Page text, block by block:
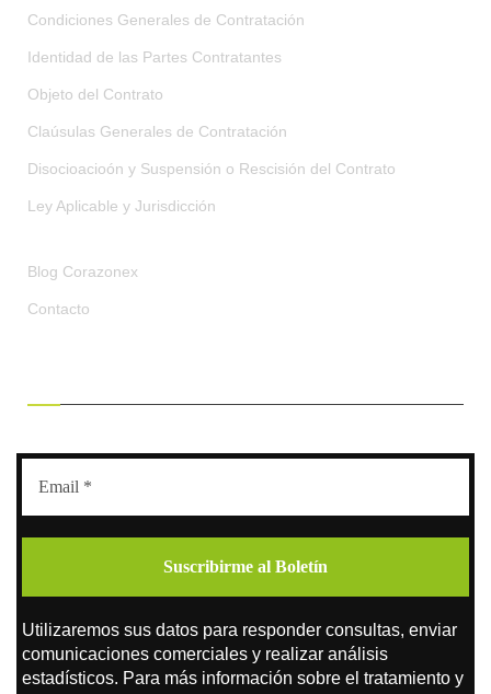
Condiciones Generales de Contratación
Identidad de las Partes Contratantes
Objeto del Contrato
Claúsulas Generales de Contratación
Disocioacioón y Suspensión o Rescisión del Contrato
Ley Aplicable y Jurisdicción
Blog Corazonex
Contacto
Utilizaremos sus datos para responder consultas, enviar
comunicaciones comerciales y realizar análisis
estadísticos. Para más información sobre el tratamiento y